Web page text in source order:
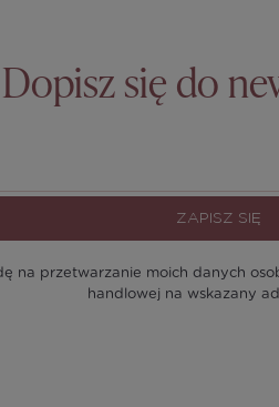
Dopisz się do
ZAPISZ SIĘ
na przetwarzanie moich danych
handlowej na wskazany